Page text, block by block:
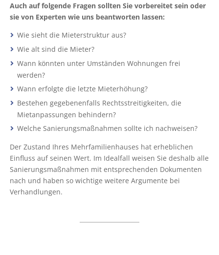
Auch auf folgende Fragen sollten Sie vorbereitet sein oder
sie von Experten wie uns beantworten lassen:
Wie sieht die Mieterstruktur aus?
Wie alt sind die Mieter?
Wann könnten unter Umständen Wohnungen frei
werden?
Wann erfolgte die letzte Mieterhöhung?
Bestehen gegebenenfalls Rechtsstreitigkeiten, die
Mietanpassungen behindern?
Welche Sanierungsmaßnahmen sollte ich nachweisen?
Der Zustand Ihres Mehrfamilienhauses hat erheblichen
Einfluss auf seinen Wert. Im Idealfall weisen Sie deshalb alle
Sanierungsmaßnahmen mit entsprechenden Dokumenten
nach und haben so wichtige weitere Argumente bei
Verhandlungen.